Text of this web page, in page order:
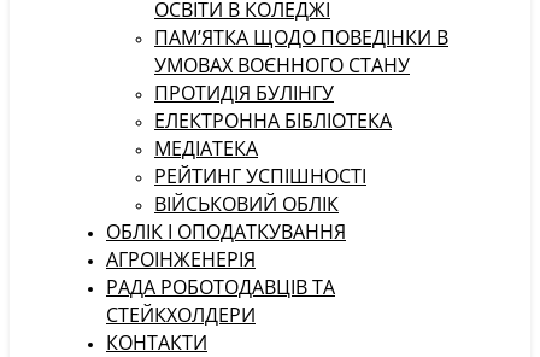
ОСВІТИ В КОЛЕДЖІ
ПАМ’ЯТКА ЩОДО ПОВЕДІНКИ В
УМОВАХ ВОЄННОГО СТАНУ
ПРОТИДІЯ БУЛІНГУ
ЕЛЕКТРОННА БІБЛІОТЕКА
МЕДІАТЕКА
РЕЙТИНГ УСПІШНОСТІ
ВІЙСЬКОВИЙ ОБЛІК
ОБЛІК І ОПОДАТКУВАННЯ
АГРОІНЖЕНЕРІЯ
РАДА РОБОТОДАВЦІВ ТА
СТЕЙКХОЛДЕРИ
КОНТАКТИ